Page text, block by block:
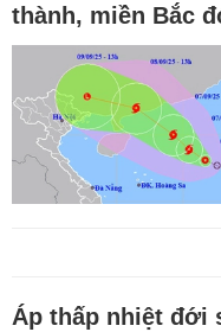
thành, miền Bắc
Áp thấp nhiệt đới